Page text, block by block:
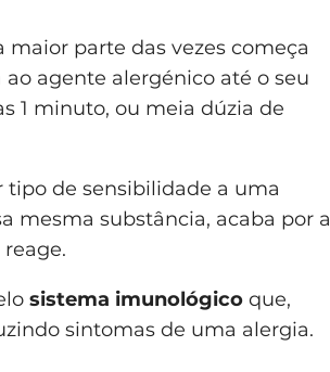
maior parte das vezes começa
agente alergénico até o seu
1 minuto, ou meia dúzia de
tipo de sensibilidade a uma
mesma substância, acaba por a
sistema imunológico que,
sintomas de uma alergia.